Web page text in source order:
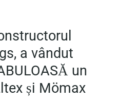
a vândut
un
și Mömax